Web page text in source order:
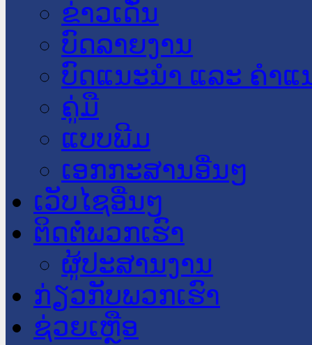
ຂ່າວເດັ່ນ
ບົດລາຍງານ
ບົດແນະນໍາ ແລະ ຄໍາແ
ຄູ່ມື
ແບບພີມ
ເອກກະສານອື່ນໆ
ເວັບໄຊອື່ນໆ
ຕິດຕໍ່ພວກເຮົາ
ຜູ້ປະສານງານ
ກ່ຽວກັບພວກເຮົາ
ຊ່ວຍເຫຼືອ